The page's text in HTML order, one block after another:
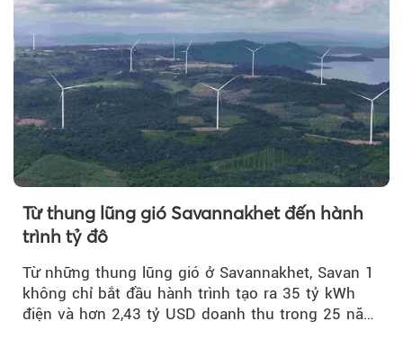
Từ thung lũng gió Savannakhet đến hành
trình tỷ đô
Từ những thung lũng gió ở Savannakhet, Savan 1
không chỉ bắt đầu hành trình tạo ra 35 tỷ kWh
điện và hơn 2,43 tỷ USD doanh thu trong 25 năm